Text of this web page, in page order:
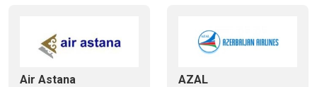
Air Astana AZAL